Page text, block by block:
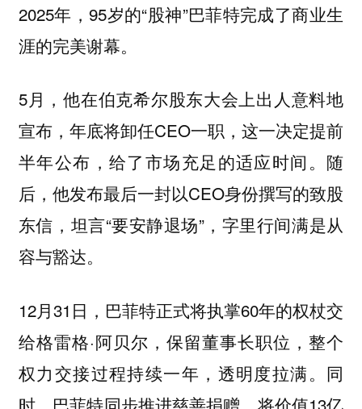
2025年，95岁的“股神”巴菲特完成了商业生
涯的完美谢幕。
5月，他在伯克希尔股东大会上出人意料地
宣布，年底将卸任CEO一职，这一决定提前
半年公布，给了市场充足的适应时间。随
后，他发布最后一封以CEO身份撰写的致股
东信，坦言“要安静退场”，字里行间满是从
容与豁达。
12月31日，巴菲特正式将执掌60年的权杖交
给格雷格·阿贝尔，保留董事长职位，整个
权力交接过程持续一年，透明度拉满。同
时，巴菲特同步推进慈善捐赠，将价值13亿